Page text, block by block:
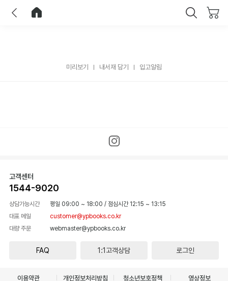
미리보기 내서재 담기 입고알림
고객센터
1544-9020
상담가능시간 평일 09:00 ~ 18:00 / 점심시간 12:15 ~ 13:15
대표 메일
customer@ypbooks.co.kr
대량 주문
webmaster@ypbooks.co.kr
FAQ 1:1고객상담 로그인
이용약관 개인정보처리방침 청소년보호정책 영상정보